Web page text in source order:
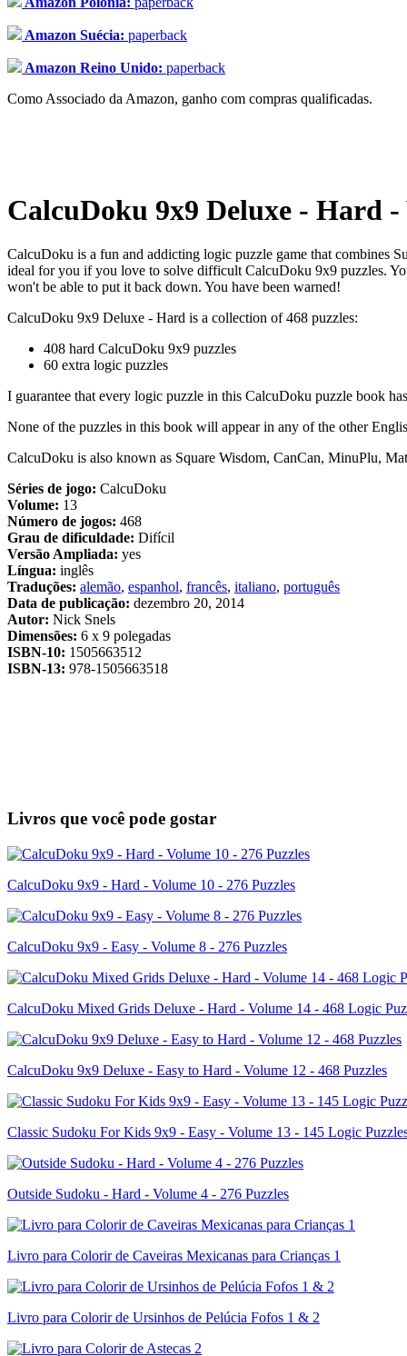
Amazon Suécia: paperback
Amazon Reino Unido: paperback
Como Associado da Amazon, ganho com compras qualificadas.
CalcuDoku 9x9 Deluxe - Hard -
CalcuDoku is a fun and addicting logic puzzle game that combines
ideal for you if you love to solve difficult CalcuDoku 9x9 puzzles.
won't be able to put it back down. You have been warned!
CalcuDoku 9x9 Deluxe - Hard is a collection of 468 puzzles:
408 hard CalcuDoku 9x9 puzzles
60 extra logic puzzles
I guarantee that every logic puzzle in this CalcuDoku puzzle book
None of the puzzles in this book will appear in any of the other
CalcuDoku is also known as Square Wisdom, CanCan, MinuPlu,
Séries de jogo: CalcuDoku
Volume: 13
Número de jogos: 468
Grau de dificuldade: Difícil
Versão Ampliada: yes
Língua: inglês
Traduções: alemão, espanhol, francês, italiano, português
Data de publicação: dezembro 20, 2014
Autor: Nick Snels
Dimensões: 6 x 9 polegadas
ISBN-10: 1505663512
ISBN-13: 978-1505663518
Livros que você pode gostar
CalcuDoku 9x9 - Hard - Volume 10 - 276 Puzzles
CalcuDoku 9x9 - Easy - Volume 8 - 276 Puzzles
CalcuDoku Mixed Grids Deluxe - Hard - Volume 14 - 468 Logic
CalcuDoku 9x9 Deluxe - Easy to Hard - Volume 12 - 468 Puzzles
Classic Sudoku For Kids 9x9 - Easy - Volume 13 - 145 Logic
Outside Sudoku - Hard - Volume 4 - 276 Puzzles
Livro para Colorir de Caveiras Mexicanas para Crianças 1
Livro para Colorir de Ursinhos de Pelúcia Fofos 1 & 2